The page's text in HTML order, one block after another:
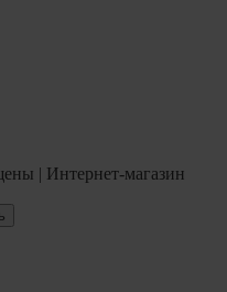
| Интернет-магазин